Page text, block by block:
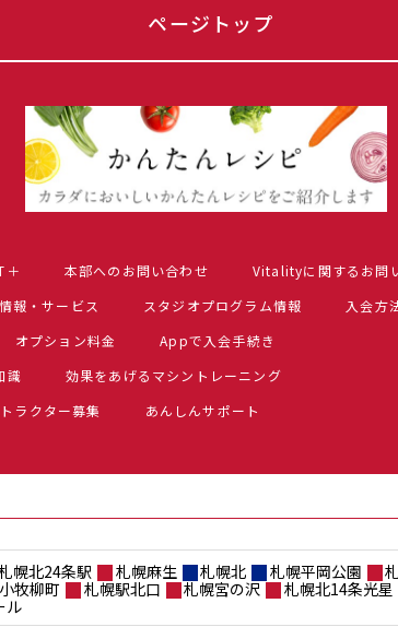
ページトップ
＋ 本部へのお問い合わせ
Vitalityに関するお問
報・サービス スタジオプログラム情報 入会方
オプション料金
Appで入会手続き
識
効果をあげるマシントレーニング
ラクター募集 あんしんサポート
幌北24条駅 札幌麻生 札幌北 札幌平岡公園
牧柳町 札幌駅北口 札幌宮の沢 札幌北14条光星
ル